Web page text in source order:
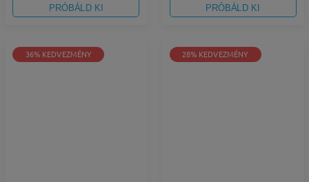
PRÓBÁLD KI PRÓBÁLD KI
36% KEDVEZMÉNY 28% KEDVEZMÉNY